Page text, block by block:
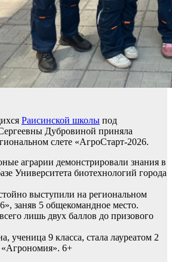
Раисинской школы под
Дубровиной приняла
слете «АгроСтарт-2026.
аграрии демонстрировали знания в
Университета биотехнологий города
выступили на региональном
заняв 5 общекомандное место.
лишь двух баллов до призового
ученица 9 класса, стала лауреатом 2
6+